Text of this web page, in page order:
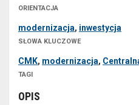
ORIENTACJA
modernizacja, inwestycja
SŁOWA KLUCZOWE
CMK, modernizacja,
TAGI
OPIS